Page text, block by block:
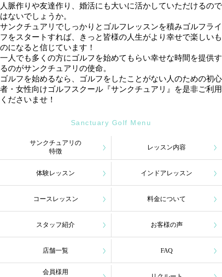
人脈作りや友達作り、婚活にも大いに活かしていただけるので
はないでしょうか。
サンクチュアリでしっかりとゴルフレッスンを積みゴルフライ
フをスタートすれば、きっと皆様の人生がより幸せで楽しいも
のになると信じています！
一人でも多くの方にゴルフを始めてもらい幸せな時間を提供す
るのがサンクチュアリの使命。
ゴルフを始めるなら、ゴルフをしたことがない人のための初心
者・女性向けゴルフスクール『サンクチュアリ』を是非ご利用
くださいませ！
Sanctuary Golf Menu
サンクチュアリの
特徴
レッスン内容
体験レッスン インドアレッスン
コースレッスン 料金について
スタッフ紹介 お客様の声
店舗一覧 FAQ
会員様用